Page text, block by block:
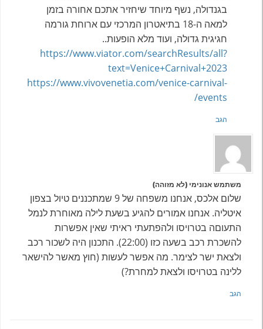
בגנדולה, נשף מיוחד שיחזיר אתכם אחורה בזמן
למאה ה-18 בתיאטרון המרכזי עם ארוחת גורמה
חגיגית גדולה, ועוד מלא הופעות..
https://www.viator.com/searchResults/all?
text=Venice+Carnival+2023
https://www.vivovenetia.com/venice-carnival-
events/
הגב
משתמש אנונימי (לא מזוהה)
שלום אלכס, אנחנו משפחה של 9 שמתכננים טיול בצפון
איטליה. אנחנו אמורים להגיע בשעת לילה מאוחרת לנמל
התעוםה בטרויסו ולהפתעתי ראיתי שאין אפשרות
להשכרת רכב בשעה כזו (22:00). התכנון היה לשכור רכב
ולצאת ישר לצימר. מה אפשר לעשות (חוץ מאשר להישאר
ללינה בטרויסו ולצאת למחרת?)
הגב